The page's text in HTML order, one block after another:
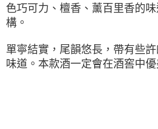
色巧可力、檀香、薰百里香的
構。
單寧結實，尾韻悠⻑，帶有些
味道。本款酒⼀定會在酒窖中優